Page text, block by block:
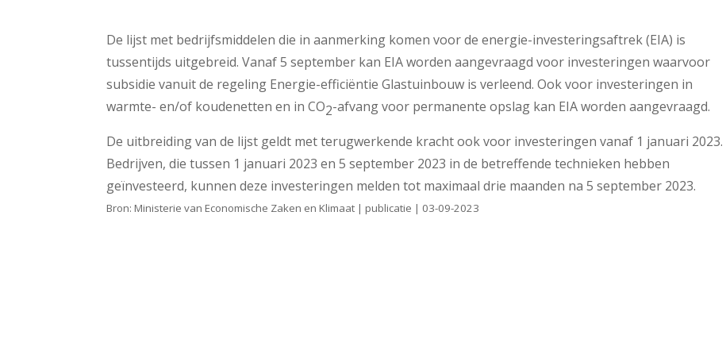
De lijst met bedrijfsmiddelen die in aanmerking komen voor de energie-investeringsaftrek (EIA) is
tussentijds uitgebreid. Vanaf 5 september kan EIA worden aangevraagd voor investeringen waarvoor
subsidie vanuit de regeling Energie-efficiëntie Glastuinbouw is verleend. Ook voor investeringen in
warmte- en/of koudenetten en in CO2-afvang voor permanente opslag kan EIA worden aangevraagd.
De uitbreiding van de lijst geldt met terugwerkende kracht ook voor investeringen vanaf 1 januari 2023.
Bedrijven, die tussen 1 januari 2023 en 5 september 2023 in de betreffende technieken hebben
geïnvesteerd, kunnen deze investeringen melden tot maximaal drie maanden na 5 september 2023.
Bron: Ministerie van Economische Zaken en Klimaat | publicatie | 03-09-2023